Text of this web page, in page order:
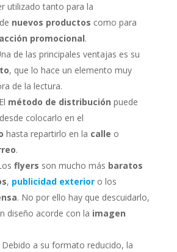
utilizado tanto para la
nuevos productos como para
acción promocional.
de las principales ventajas es su
, que lo hace un elemento muy
de la lectura.
método de distribución puede
colocarlo en el
hasta repartirlo en la calle o
.
flyers son mucho más baratos
, publicidad exterioro los
. No por ello hay que descuidarlo,
diseño acorde con la imagen
Debido a su formato reducido, la